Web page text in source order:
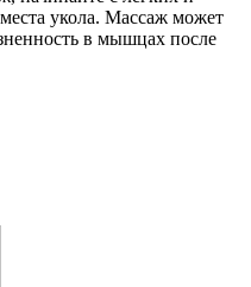
укола. Массаж может
в мышцах после